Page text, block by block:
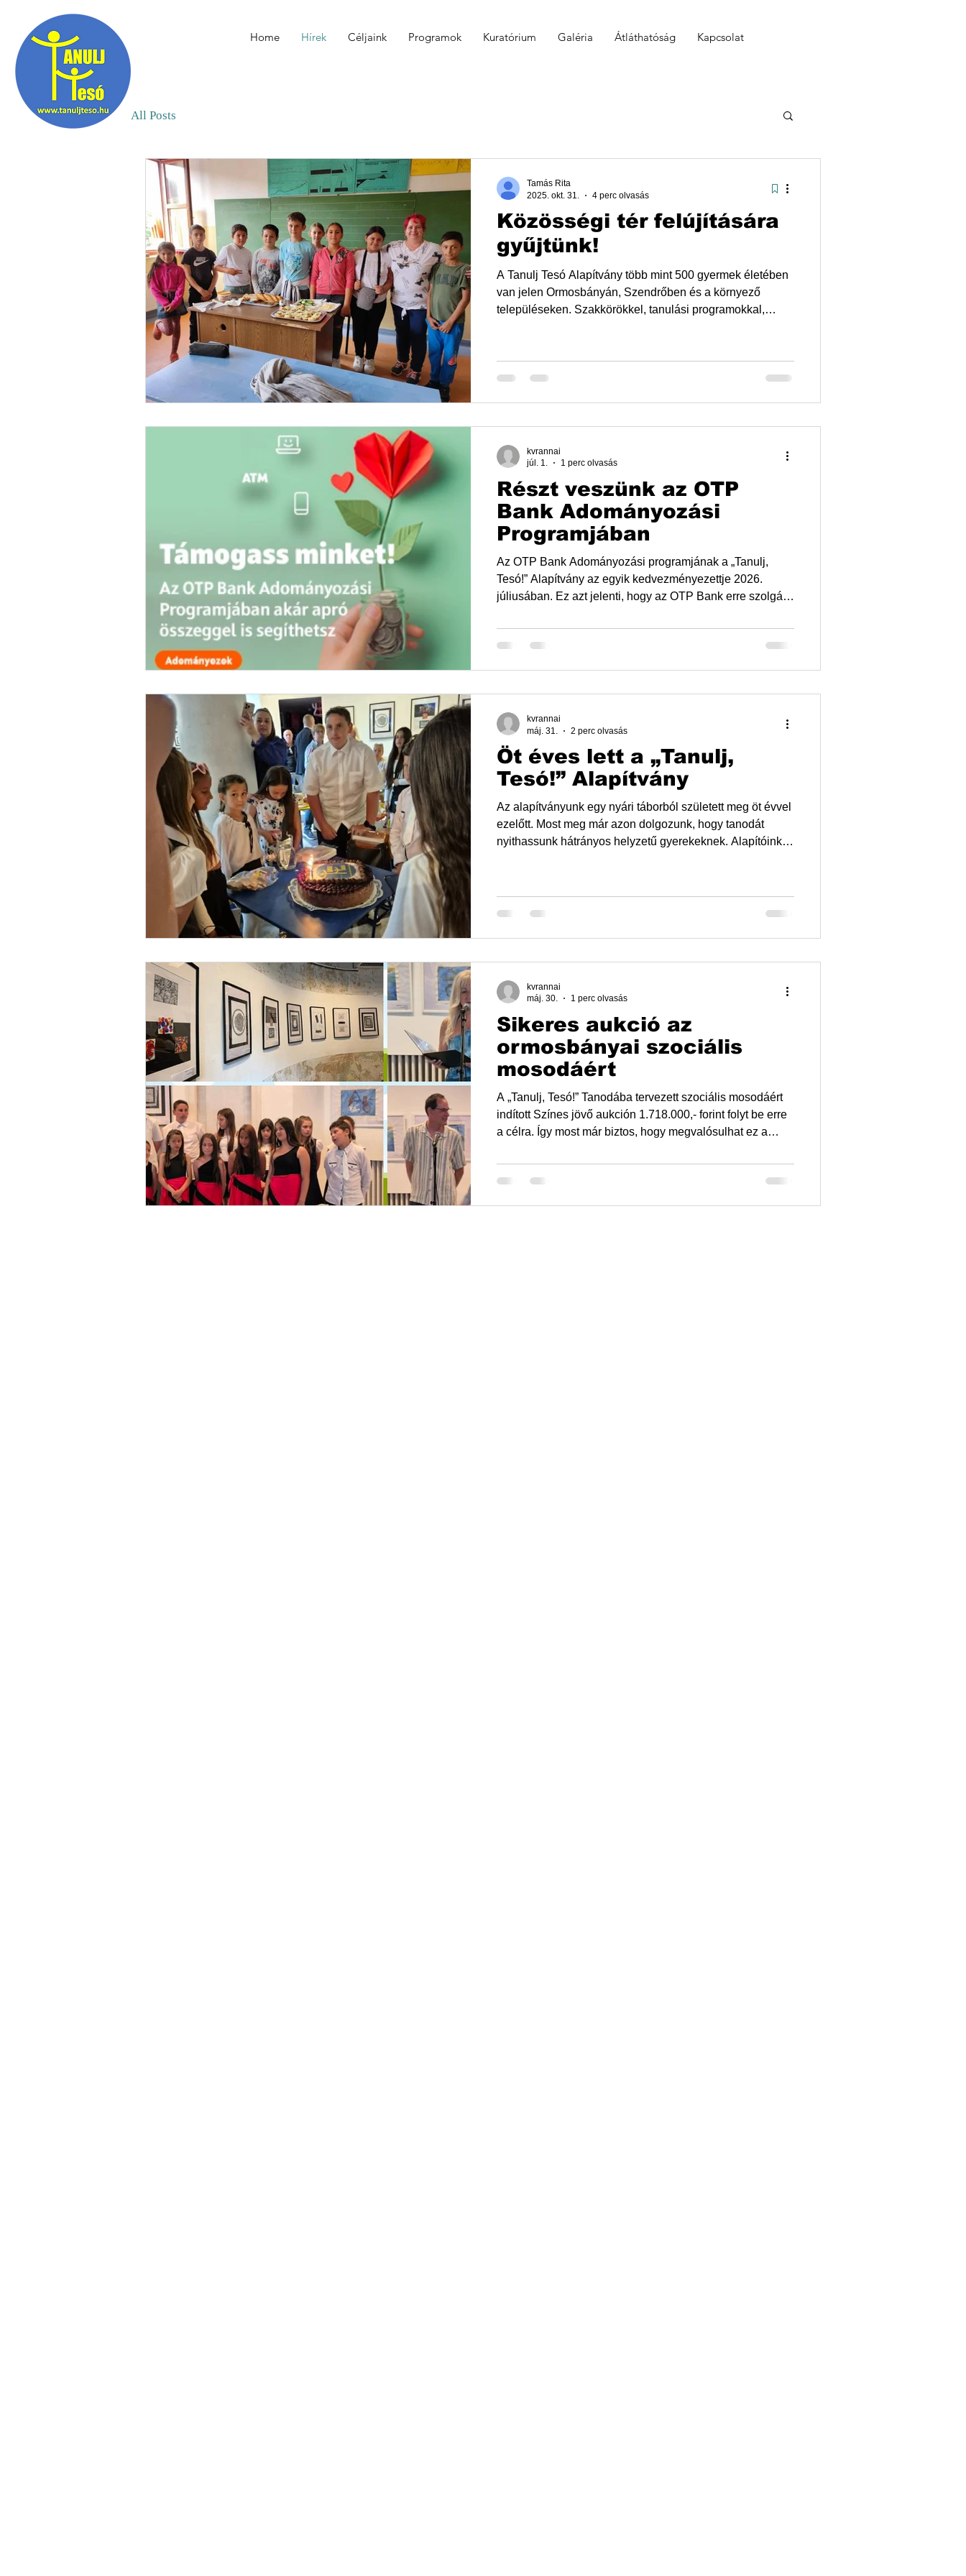
Home Hírek Céljaink Programok Kuratórium Galéria Átláthatóság Kapcsolat
All Posts
Közösségi tér felújítására
gyűjtünk!
A Tanulj Tesó Alapítvány több mint 500 gyermek életében
van jelen Ormosbányán, Szendrőben és a környező
településeken. Szakkörökkel, tanulási programokkal,
hogy a hátrányos helyzetű gyerekek ne csak tanuljanak,
hanem hinni is tudjanak önmagukban. Ormosbányai
kötött megállapodás kere
Tamás Rita
2025. okt. 31.
4 perc olvasás
Részt veszünk az OTP
Bank Adományozási
Programjában
Az OTP Bank Adományozási programjának a „Tanulj,
Tesó!” Alapítvány az egyik kedvezményezettje 2026.
júliusában. Ez azt jelenti, hogy az OTP Bank erre szolgáló
bennünket, akár egyetlen kattintással. Pár száz forintot is
lehet adni nekünk - minden ATM-en indított tranzakció
kvrannai
júl. 1.
1 perc olvasás
Öt éves lett a „Tanulj,
Tesó!” Alapítvány
Az alapítványunk egy nyári táborból született meg öt évvel
ezelőtt. Most meg már azon dolgozunk, hogy tanodát
nyithassunk hátrányos helyzetű gyerekeknek. Alapítóink
nem javít a gyerekek életesélyein. Javulást az hozhat, ha
kvrannai
máj. 31.
2 perc olvasás
Sikeres aukció az
ormosbányai szociális
mosodáért
A „Tanulj, Tesó!” Tanodába tervezett szociális mosodáért
indított Színes jövő aukción 1.718.000,- forint folyt be erre
a célra. Így most már biztos, hogy megvalósulhat ez a
felajánlásoknak köszönhetően bővítettük a terveket, így
nemcsak szociális mosodát, de egyéb tisztálkodási és
kvrannai
máj. 30.
1 perc olvasás